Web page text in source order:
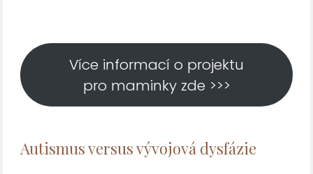
Více informací o projektu
pro maminky zde >>>
Autismus versus vývojová dysfázie